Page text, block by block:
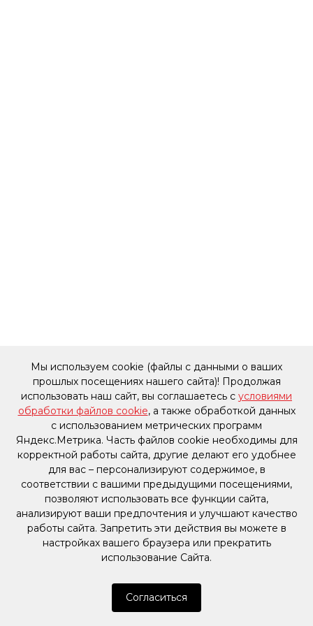
Мы используем cookie (файлы с данными о ваших
прошлых посещениях нашего сайта)! Продолжая
использовать наш сайт, вы соглашаетесь с условиями
обработки файлов cookie, а также обработкой данных
с использованием метрических программ
Яндекс.Метрика. Часть файлов cookie необходимы для
корректной работы сайта, другие делают его удобнее
для вас – персонализируют содержимое, в
соответствии с вашими предыдущими посещениями,
позволяют использовать все функции сайта,
анализируют ваши предпочтения и улучшают качество
работы сайта. Запретить эти действия вы можете в
настройках вашего браузера или прекратить
использование Сайта.
Согласиться